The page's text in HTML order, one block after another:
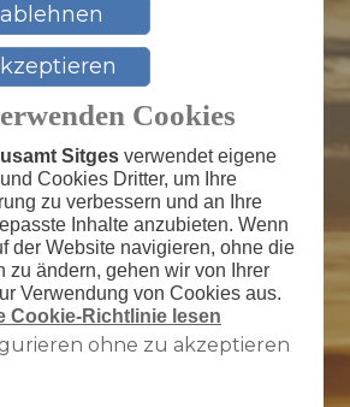
Cookies
Sitgesverwendet eigene
Cookies Dritter, um Ihre
zu verbessern und an Ihre
Inhalte anzubieten. Wenn
der Website navigieren, ohne die
zu ändern, gehen wir von Ihrer
Verwendung von Cookies aus.
Cookie-Richtlinie lesen
ohne zu akzeptieren